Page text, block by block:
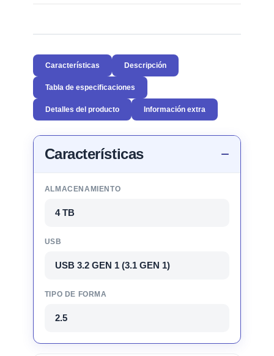
Características Descripción
Tabla de especificaciones
Detalles del producto Información extra
Características
ALMACENAMIENTO
4 TB
USB
USB 3.2 GEN 1 (3.1 GEN 1)
TIPO DE FORMA
2.5